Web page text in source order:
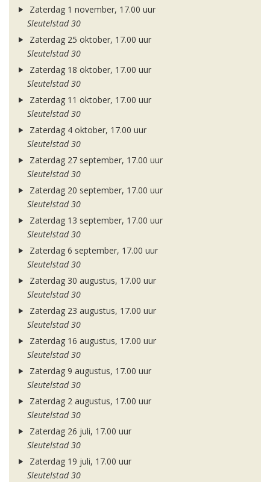
Zaterdag 1 november, 17.00 uur
Sleutelstad 30
Zaterdag 25 oktober, 17.00 uur
Sleutelstad 30
Zaterdag 18 oktober, 17.00 uur
Sleutelstad 30
Zaterdag 11 oktober, 17.00 uur
Sleutelstad 30
Zaterdag 4 oktober, 17.00 uur
Sleutelstad 30
Zaterdag 27 september, 17.00 uur
Sleutelstad 30
Zaterdag 20 september, 17.00 uur
Sleutelstad 30
Zaterdag 13 september, 17.00 uur
Sleutelstad 30
Zaterdag 6 september, 17.00 uur
Sleutelstad 30
Zaterdag 30 augustus, 17.00 uur
Sleutelstad 30
Zaterdag 23 augustus, 17.00 uur
Sleutelstad 30
Zaterdag 16 augustus, 17.00 uur
Sleutelstad 30
Zaterdag 9 augustus, 17.00 uur
Sleutelstad 30
Zaterdag 2 augustus, 17.00 uur
Sleutelstad 30
Zaterdag 26 juli, 17.00 uur
Sleutelstad 30
Zaterdag 19 juli, 17.00 uur
Sleutelstad 30